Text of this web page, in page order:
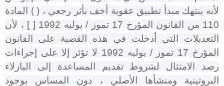
لأنه ينتهك مبدأ تطبيق عقوبة أخف بأثر رجعي ، ( ) المادة
110 من القانون المؤرخ 17 تموز / يوليه 1992 [ ] ، لأن
التعديلات التي أدخلت في هذه القضية على القانون
المؤرخ 17 تموز / يوليه 1992 لا تؤثر إلا على إجراءات
رصد الامتثال لشروط تقديم المساعدة إلى البازلاء
البروتينية ومنشأها الأصلي ، دون المساس بوجود